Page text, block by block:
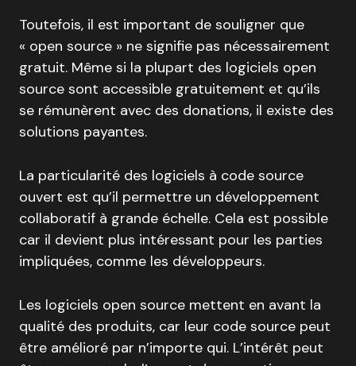
Toutefois, il est important de souligner que
« open source » ne signifie pas nécessairement
gratuit. Même si la plupart des logiciels open
source sont accessible gratuitement et qu’ils
se rémunèrent avec des donations, il existe des
solutions payantes.
La particularité des logiciels à code source
ouvert est qu’il permettre un développement
collaboratif à grande échelle. Cela est possible
car il devient plus intéressant pour les parties
impliquées, comme les développeurs.
Les logiciels open source mettent en avant la
qualité des produits, car leur code source peut
être amélioré par n’importe qui. L’intérêt peut